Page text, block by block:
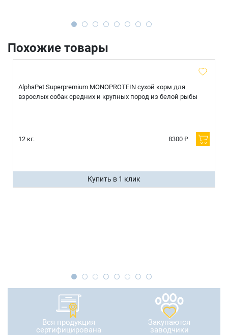
Похожие товары
AlphaPet Superpremium MONOPROTEIN сухой корм для
взрослых собак средних и крупных пород из белой рыбы
12 кг. 8300 ₽
Купить в 1 клик
Вся продукция
сертифицирована
Закупаются
заводчики